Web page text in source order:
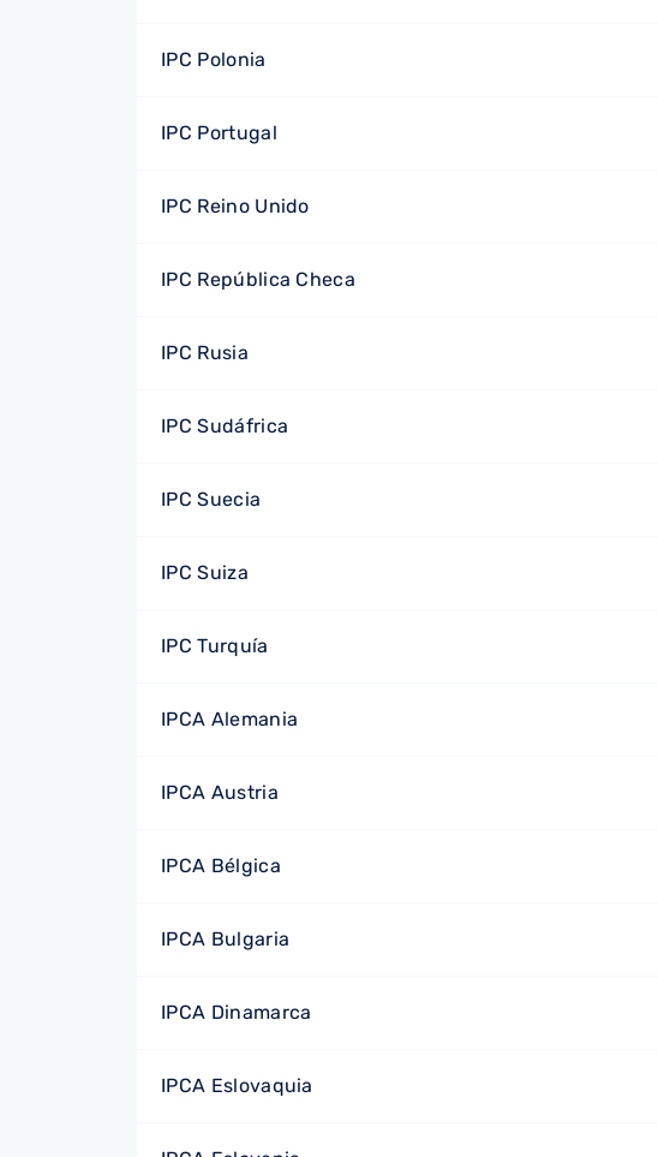
IPC Polonia
IPC Portugal
IPC Reino Unido
IPC República Checa
IPC Rusia
IPC Sudáfrica
IPC Suecia
IPC Suiza
IPC Turquía
IPCA Alemania
IPCA Austria
IPCA Bélgica
IPCA Bulgaria
IPCA Dinamarca
IPCA Eslovaquia